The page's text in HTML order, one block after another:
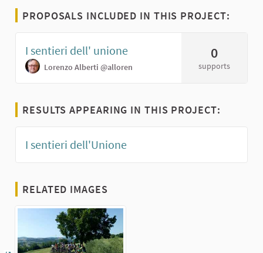
PROPOSALS INCLUDED IN THIS PROJECT:
I sentieri dell' unione
Lorenzo Alberti @alloren
0
supports
RESULTS APPEARING IN THIS PROJECT:
I sentieri dell'Unione
RELATED IMAGES